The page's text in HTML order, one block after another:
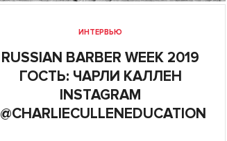
ИНТЕРВЬЮ
RUSSIAN BARBER WEEK 2019
ГОСТЬ: ЧАРЛИ КАЛЛЕН
INSTAGRAM
@CHARLIECULLENEDUCATION